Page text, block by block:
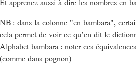
Et apprenez aussi à dire les nombres en
NB : dans la colonne "en bambara",
cela permet de voir ce qu’en dit le
Alphabet bambara : noter ces
(comme dans pognon)